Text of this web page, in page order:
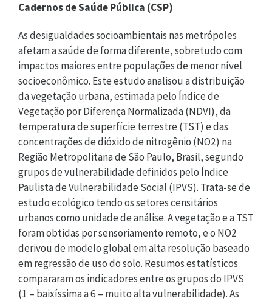
Cadernos de Saúde Pública (CSP)
As desigualdades socioambientais nas metrópoles
afetam a saúde de forma diferente, sobretudo com
impactos maiores entre populações de menor nível
socioeconômico. Este estudo analisou a distribuição
da vegetação urbana, estimada pelo Índice de
Vegetação por Diferença Normalizada (NDVI), da
temperatura de superfície terrestre (TST) e das
concentrações de dióxido de nitrogênio (NO2) na
Região Metropolitana de São Paulo, Brasil, segundo
grupos de vulnerabilidade definidos pelo Índice
Paulista de Vulnerabilidade Social (IPVS). Trata-se de
estudo ecológico tendo os setores censitários
urbanos como unidade de análise. A vegetação e a TST
foram obtidas por sensoriamento remoto, e o NO2
derivou de modelo global em alta resolução baseado
em regressão de uso do solo. Resumos estatísticos
compararam os indicadores entre os grupos do IPVS
(1 – baixíssima a 6 – muito alta vulnerabilidade). As